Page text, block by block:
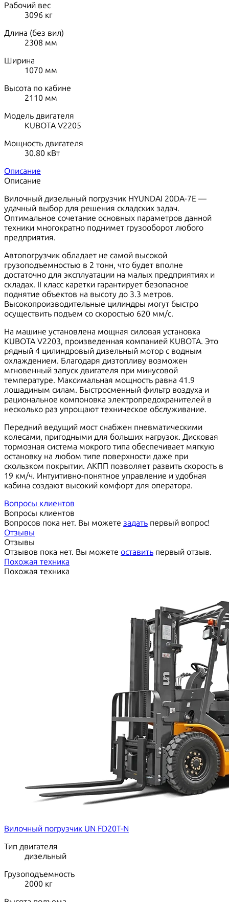
Рабочий вес
3096 кг
Длина (без вил)
2308 мм
Ширина
1070 мм
Высота по кабине
2110 мм
Модель двигателя
KUBOTA V2205
Мощность двигателя
30.80 кВт
Описание
Описание
Вилочный дизельный погрузчик HYUNDAI 20DA-7E —
удачный выбор для решения складских задач.
Оптимальное сочетание основных параметров данной
техники многократно поднимет грузооборот любого
предприятия.
Автопогрузчик обладает не самой высокой
грузоподъемностью в 2 тонн, что будет вполне
достаточно для эксплуатации на малых предприятиях и
складах. II класс каретки гарантирует безопасное
поднятие объектов на высоту до 3.3 метров.
Высокопроизводительные цилиндры могут быстро
осуществить подъем со скоростью 620 мм/с.
На машине установлена мощная силовая установка
KUBOTA V2203, произведенная компанией KUBOTA. Это
рядный 4 цилиндровый дизельный мотор с водным
охлаждением. Благодаря дизтопливу возможен
мгновенный запуск двигателя при минусовой
температуре. Максимальная мощность равна 41.9
лошадиным силам. Быстросменный фильтр воздуха и
рациональное компоновка электропредохранителей в
несколько раз упрощают техническое обслуживание.
Передний ведущий мост снабжен пневматическими
колесами, пригодными для больших нагрузок. Дисковая
тормозная система мокрого типа обеспечивает мягкую
остановку на любом типе поверхности даже при
скользком покрытии. АКПП позволяет развить скорость в
19 км/ч. Интуитивно-понятное управление и удобная
кабина создают высокий комфорт для оператора.
Вопросы клиентов
Вопросы клиентов
Вопросов пока нет. Вы можете задать первый вопрос!
Отзывы
Отзывы
Отзывов пока нет. Вы можете оставить первый отзыв.
Похожая техника
Похожая техника
Вилочный погрузчик UN FD20T-N
Тип двигателя
дизельный
Грузоподъемность
2000 кг